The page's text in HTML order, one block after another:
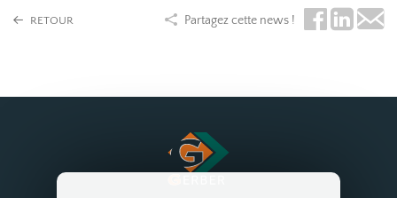
RETOUR Partagez cette news !